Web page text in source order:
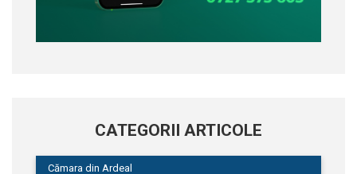
CATEGORII ARTICOLE
Cămara din Ardeal